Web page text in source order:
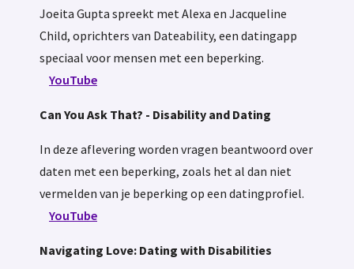
Joeita Gupta spreekt met Alexa en Jacqueline
Child, oprichters van Dateability, een datingapp
speciaal voor mensen met een beperking.
YouTube
Can You Ask That? - Disability and Dating
In deze aflevering worden vragen beantwoord over
daten met een beperking, zoals het al dan niet
vermelden van je beperking op een datingprofiel.
YouTube
Navigating Love: Dating with Disabilities